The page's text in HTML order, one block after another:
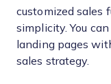
customized sales
simplicity. You
landing pages
sales strategy.